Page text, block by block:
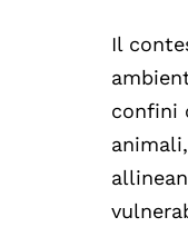
Il
confini